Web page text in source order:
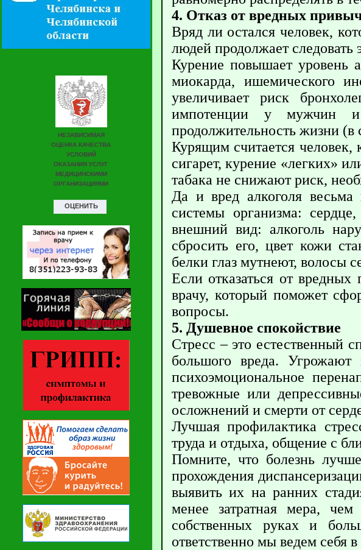
4. Отказ от вредных
Вряд ли остался человек,
людей продолжает
Курение повышает уровень
миокарда, ишемического
увеличивает риск
импотенции у мужчин и
продолжительность жизни (в
Курящим считается человек,
сигарет, курение «легких»
табака не снижают риск,
Да и вред алкоголя весьма
системы организма:
внешний вид: алкоголь
сбросить его, цвет кожи
белки глаз мутнеют, волосы
Если отказаться от
врачу, который поможет
вопросы.
5. Душевное спокойствие
Стресс – это естественный
большого вреда. Угрожают
психоэмоциональное
тревожные или
осложнений и смерти от
Лучшая профилактика
труда и отдыха, общение с
Помните, что болезнь
прохождения
выявить их на ранних
менее затратная мера,
собственных руках и
ответственно мы ведем себя